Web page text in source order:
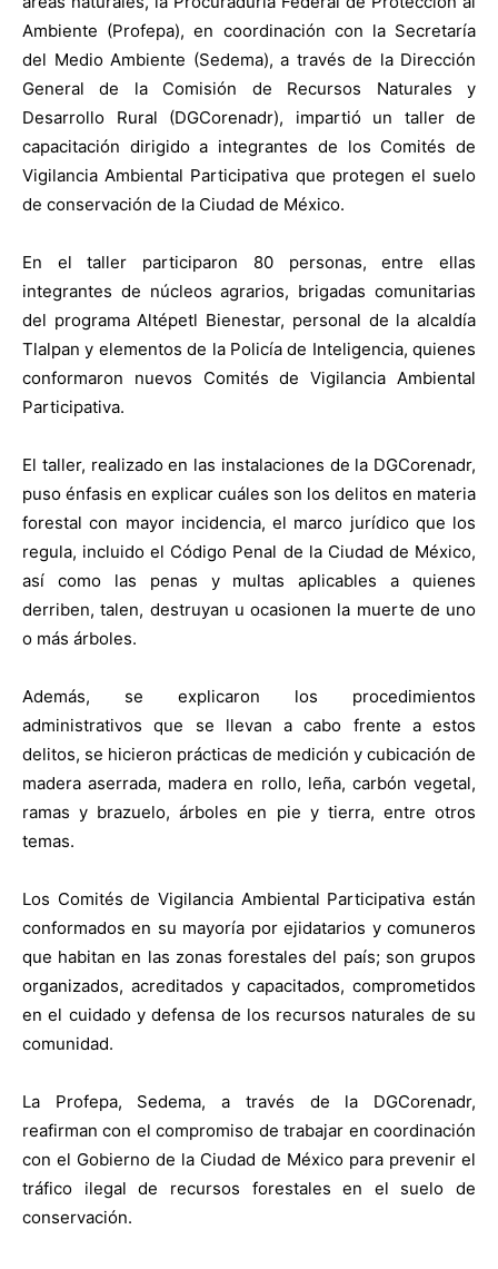
Ambiente (Profepa), en coordinación con la Secretaría
del Medio Ambiente (Sedema), a través de la Dirección
General de la Comisión de Recursos Naturales y
Desarrollo Rural (DGCorenadr), impartió un taller de
capacitación dirigido a integrantes de los Comités de
Vigilancia Ambiental Participativa que protegen el suelo
de conservación de la Ciudad de México.
En el taller participaron 80 personas, entre ellas
integrantes de núcleos agrarios, brigadas comunitarias
del programa Altépetl Bienestar, personal de la alcaldía
Tlalpan y elementos de la Policía de Inteligencia, quienes
conformaron nuevos Comités de Vigilancia Ambiental
Participativa.
El taller, realizado en las instalaciones de la DGCorenadr,
puso énfasis en explicar cuáles son los delitos en materia
forestal con mayor incidencia, el marco jurídico que los
regula, incluido el Código Penal de la Ciudad de México,
así como las penas y multas aplicables a quienes
derriben, talen, destruyan u ocasionen la muerte de uno
o más árboles.
Además, se explicaron los procedimientos
administrativos que se llevan a cabo frente a estos
delitos, se hicieron prácticas de medición y cubicación de
madera aserrada, madera en rollo, leña, carbón vegetal,
ramas y brazuelo, árboles en pie y tierra, entre otros
temas.
Los Comités de Vigilancia Ambiental Participativa están
conformados en su mayoría por ejidatarios y comuneros
que habitan en las zonas forestales del país; son grupos
organizados, acreditados y capacitados, comprometidos
en el cuidado y defensa de los recursos naturales de su
comunidad.
La Profepa, Sedema, a través de la DGCorenadr,
reafirman con el compromiso de trabajar en coordinación
con el Gobierno de la Ciudad de México para prevenir el
tráfico ilegal de recursos forestales en el suelo de
conservación.